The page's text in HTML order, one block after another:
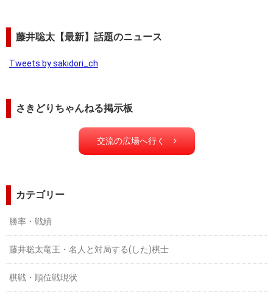
藤井聡太【最新】話題のニュース
Tweets by sakidori_ch
さきどりちゃんねる掲示板
交流の広場へ行く
カテゴリー
勝率・戦績
藤井聡太竜王・名人と対局する(した)棋士
棋戦・順位戦現状